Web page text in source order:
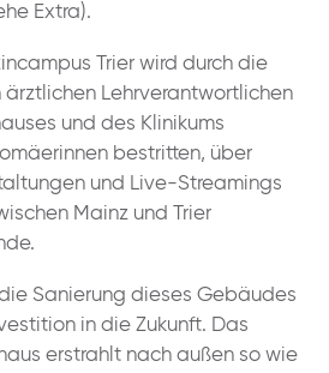
Extra).
Trier wird durch die
Lehrverantwortlichen
und des Klinikums
bestritten, über
und Live-Streamings
Mainz und Trier
Sanierung dieses Gebäudes
in die Zukunft. Das
erstrahlt nach außen so wie